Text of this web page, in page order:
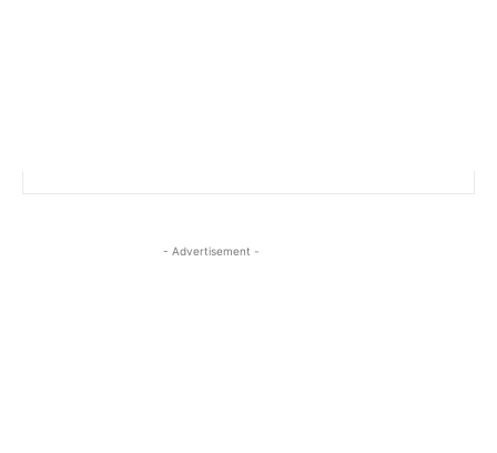
- Advertisement -